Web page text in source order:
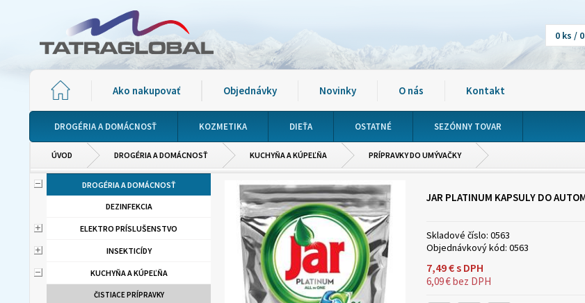
0 ks /
Ako nakupovať Objednávky Novinky O nás Kontakt
DROGÉRIA A DOMÁCNOSŤ KOZMETIKA DIEŤA OSTATNÉ SEZÓNNY TOVAR
ÚVOD DROGÉRIA A DOMÁCNOSŤ KUCHYŇA A KÚPEĽŇA PRÍPRAVKY DO UMÝVAČKY
DROGÉRIA A DOMÁCNOSŤ
DEZINFEKCIA
ELEKTRO PRÍSLUŠENSTVO
INSEKTICÍDY
KUCHYŇA A KÚPEĽŇA
ČISTIACE PRÍPRAVKY
JAR PLATINUM KAPSULY DO
Skladové číslo: 0563
Objednávkový kód: 0563
7,49€s DPH
6,09€bez DPH